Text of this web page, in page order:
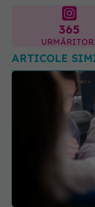
365
ARTICOLE